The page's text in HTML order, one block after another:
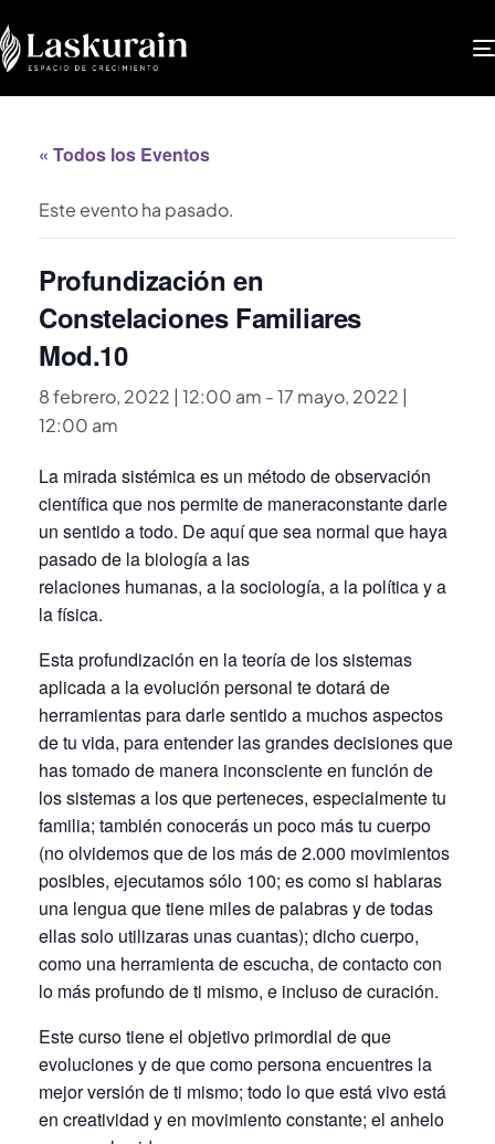
« Todos los Eventos
Este evento ha pasado.
Profundización en
Constelaciones Familiares
Mod.10
8 febrero, 2022 | 12:00 am -17 mayo, 2022 |
12:00 am
La mirada sistémica es un método de observación
científica que nos permite de maneraconstante darle
un sentido a todo. De aquí que sea normal que haya
pasado de la biología a las
relaciones humanas, a la sociología, a la política y a
la física.
Esta profundización en la teoría de los sistemas
aplicada a la evolución personal te dotará de
herramientas para darle sentido a muchos aspectos
de tu vida, para entender las grandes decisiones que
has tomado de manera inconsciente en función de
los sistemas a los que perteneces, especialmente tu
familia; también conocerás un poco más tu cuerpo
(no olvidemos que de los más de 2.000 movimientos
posibles, ejecutamos sólo 100; es como si hablaras
una lengua que tiene miles de palabras y de todas
ellas solo utilizaras unas cuantas); dicho cuerpo,
como una herramienta de escucha, de contacto con
lo más profundo de ti mismo, e incluso de curación.
Este curso tiene el objetivo primordial de que
evoluciones y de que como persona encuentres la
mejor versión de ti mismo; todo lo que está vivo está
en creatividad y en movimiento constante; el anhelo